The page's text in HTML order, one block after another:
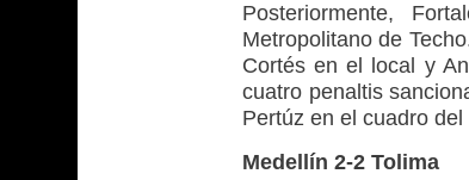
Posteriormente,
Metropolitano de
Cortés en el local y
cuatro penaltis
Pertúz en el cuadro del
Medellín 2-2 Tolima